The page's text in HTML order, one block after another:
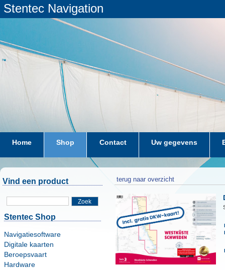
Stentec Navigation
Home Shop Contact Uw gegevens
Vind een product
Zoek
Stentec Shop
Navigatiesoftware
Digitale kaarten
Beroepsvaart
Hardware
terug naar overzicht